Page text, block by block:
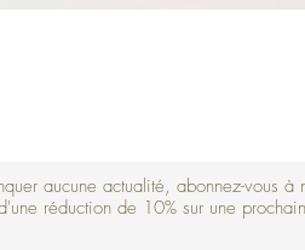
aucune actualité, abonnez-vous à
réduction de 10% sur une